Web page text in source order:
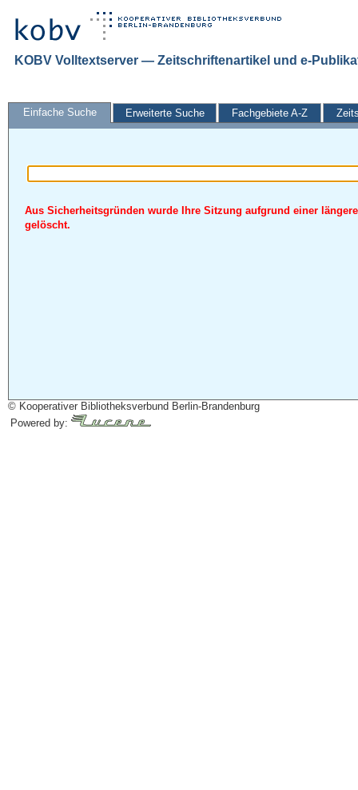
KOBV Volltextserver — Zeitschriftenartikel und e-
Einfache Suche Erweiterte Suche Fachgebiete A-Z
Aus Sicherheitsgründen wurde Ihre Sitzung aufgrund einer
gelöscht.
© Kooperativer Bibliotheksverbund Berlin-Brandenburg
Powered by: